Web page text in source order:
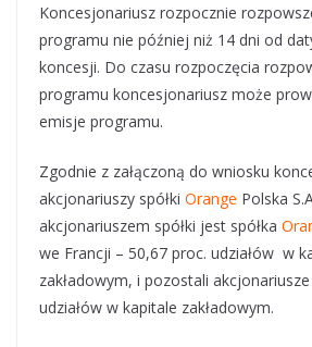
Koncesjonariusz rozpocznie
programu nie później niż 14 dni od
koncesji. Do czasu rozpoczęcia
programu koncesjonariusz może
emisje programu.
Zgodnie z załączoną do wniosku
akcjonariuszy spółki Orange Polska
akcjonariuszem spółki jest spółka
we Francji – 50,67 proc. udziałów w
zakładowym, i pozostali
udziałów w kapitale zakładowym.